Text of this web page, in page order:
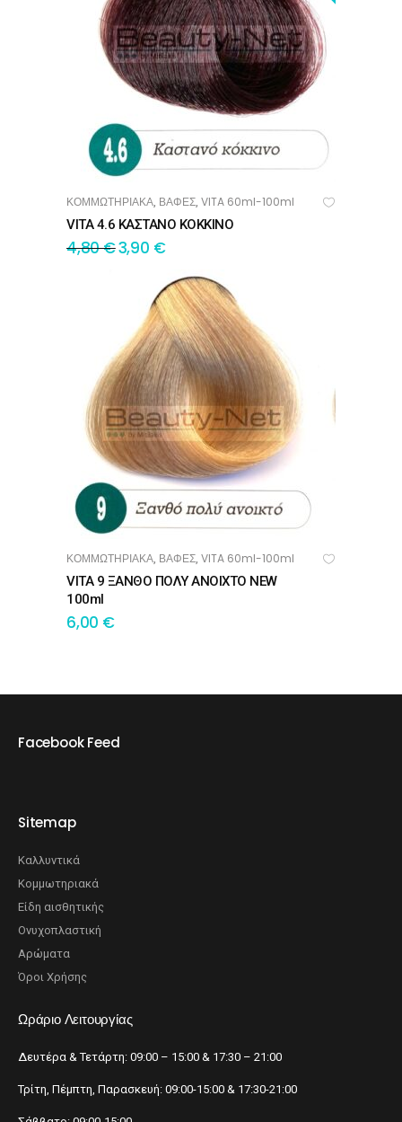
ΠΡΟΣΘΉΚΗ ΣΤΟ ΚΑΛΆΘΙ
ΚΟΜΜΩΤΗΡΙΑΚΑ, ΒΑΦΕΣ, VITA 60ml-100ml
VITA 4.6 ΚΑΣΤΑΝΟ ΚΟΚΚΙΝΟ
4,80€3,90 €
ΠΡΟΣΘΉΚΗ ΣΤΟ ΚΑΛΆΘΙ
ΚΟΜΜΩΤΗΡΙΑΚΑ, ΒΑΦΕΣ, VITA 60ml-100ml
VITA 9 ΞΑΝΘΟ ΠΟΛΥ ΑΝΟΙΧΤΟ NEW
100ml
6,00 €
Facebook Feed
Sitemap
Καλλυντικά
Κομμωτηριακά
Είδη αισθητικής
Ονυχοπλαστική
Αρώματα
Όροι Χρήσης
Ωράριο Λειτουργίας
Δευτέρα & Τετάρτη: 09:00 – 15:00 & 17:30 – 21:00
Τρίτη, Πέμπτη, Παρασκευή: 09:00-15:00 & 17:30-21:00